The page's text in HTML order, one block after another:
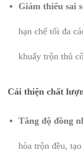
Giảm thiểu sai
hạn chế tối đa
khuấy trộn thủ
Cải thiện chất
Tăng độ đồng
hòa trộn đều,